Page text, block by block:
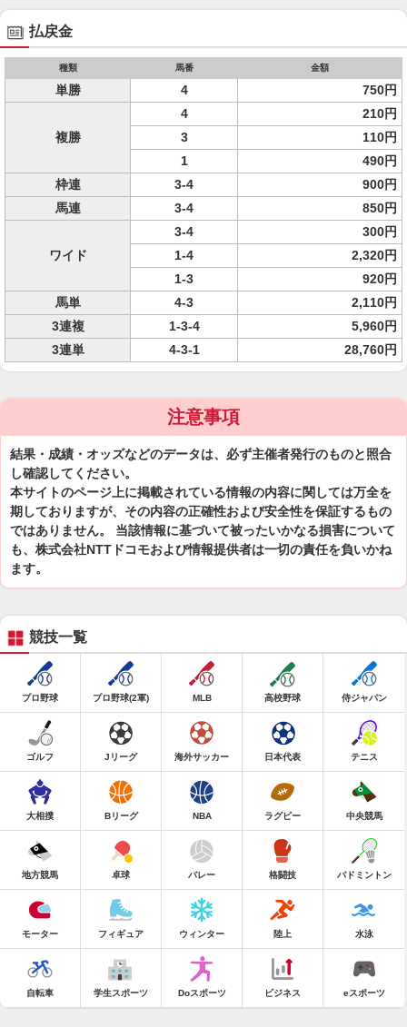
払戻金
種類 馬番 金額
単勝 4 750円
複勝
4
210円
3
110円
1
490円
枠連
3-4
900円
馬連
3-4 850円
ワイド
3-4
300円
1-4
2,320円
1-3
920円
馬単
4-3
2,110円
3連複
1-3-4
5,960円
3連単
4-3-1 28,760円
注意事項
結果・成績・オッズなどのデータは、必ず主催者発行のものと照合
し確認してください。
本サイトのページ上に掲載されている情報の内容に関しては万全を
期しておりますが、その内容の正確性および安全性を保証するもの
ではありません。 当該情報に基づいて被ったいかなる損害について
も、株式会社NTTドコモおよび情報提供者は一切の責任を負いかね
ます。
競技一覧
プロ野球 プロ野球(2軍) MLB 高校野球 侍ジャパン
ゴルフ Jリーグ 海外サッカー 日本代表 テニス
大相撲 Bリーグ NBA ラグビー 中央競馬
地方競馬 卓球 バレー 格闘技 バドミントン
モーター フィギュア ウィンター 陸上 水泳
自転車 学生スポーツ Doスポーツ ビジネス eスポーツ